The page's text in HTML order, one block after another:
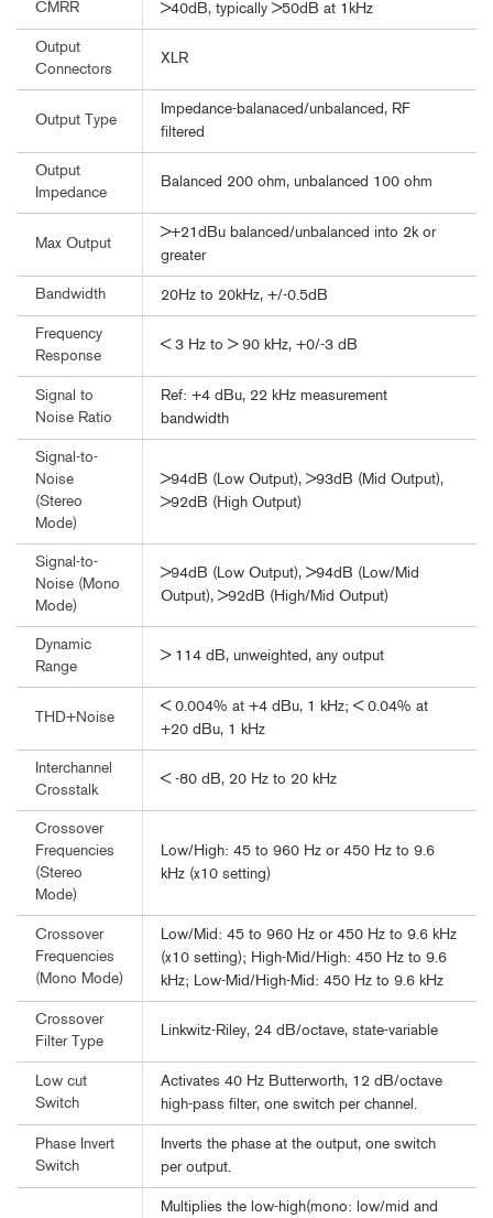
CMRR >40dB, typically >50dB at 1kHz
Output
Connectors
XLR
Output Type
Impedance-balanaced/unbalanced, RF
filtered
Output
Impedance
Balanced 200 ohm, unbalanced 100 ohm
Max Output
>+21dBu balanced/unbalanced into 2k or
greater
Bandwidth 20Hz to 20kHz, +/-0.5dB
Frequency
Response
< 3 Hz to > 90 kHz, +0/-3 dB
Signal to
Noise Ratio
Ref: +4 dBu, 22 kHz measurement
bandwidth
Signal-to-
Noise
(Stereo
Mode)
>94dB (Low Output), >93dB (Mid Output),
>92dB (High Output)
Signal-to-
Noise (Mono
Mode)
>94dB (Low Output), >94dB (Low/Mid
Output), >92dB (High/Mid Output)
Dynamic
Range
> 114 dB, unweighted, any output
THD+Noise
< 0.004% at +4 dBu, 1 kHz; < 0.04% at
+20 dBu, 1 kHz
Interchannel
Crosstalk
< -80 dB, 20 Hz to 20 kHz
Crossover
Frequencies
(Stereo
Mode)
Low/High: 45 to 960 Hz or 450 Hz to 9.6
kHz (x10 setting)
Crossover
Frequencies
(Mono Mode)
Low/Mid: 45 to 960 Hz or 450 Hz to 9.6 kHz
(x10 setting); High-Mid/High: 450 Hz to 9.6
kHz; Low-Mid/High-Mid: 450 Hz to 9.6 kHz
Crossover
Filter Type
Linkwitz-Riley, 24 dB/octave, state-variable
Low cut
Switch
Activates 40 Hz Butterworth, 12 dB/octave
high-pass filter, one switch per channel.
Phase Invert
Switch
Inverts the phase at the output, one switch
per output.
Multiplies the low-high(mono: low/mid and